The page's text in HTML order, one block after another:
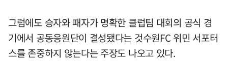
그럼에도 승자와 패자가 명확한 클럽팀 대회의 공식 경
기에서 공동응원단이 결성됐다는 것수원FC 위민 서포터
스를 존중하지 않는다는 주장도 나오고 있다.